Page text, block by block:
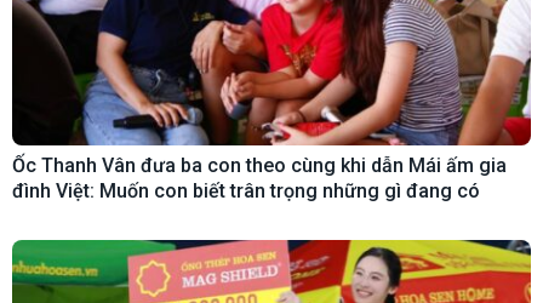
Ốc Thanh Vân đưa ba con theo cùng khi dẫn Mái ấm gia
đình Việt: Muốn con biết trân trọng những gì đang có